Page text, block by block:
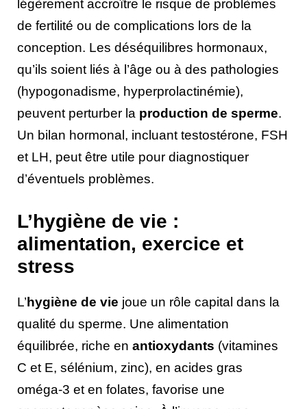
légèrement accroître le risque de problèmes
de fertilité ou de complications lors de la
conception. Les déséquilibres hormonaux,
qu’ils soient liés à l’âge ou à des pathologies
(hypogonadisme, hyperprolactinémie),
peuvent perturber la production de sperme.
Un bilan hormonal, incluant testostérone, FSH
et LH, peut être utile pour diagnostiquer
d’éventuels problèmes.
L’hygiène de vie :
alimentation, exercice et
stress
L’hygiène de vie joue un rôle capital dans la
qualité du sperme. Une alimentation
équilibrée, riche en antioxydants (vitamines
C et E, sélénium, zinc), en acides gras
oméga-3 et en folates, favorise une